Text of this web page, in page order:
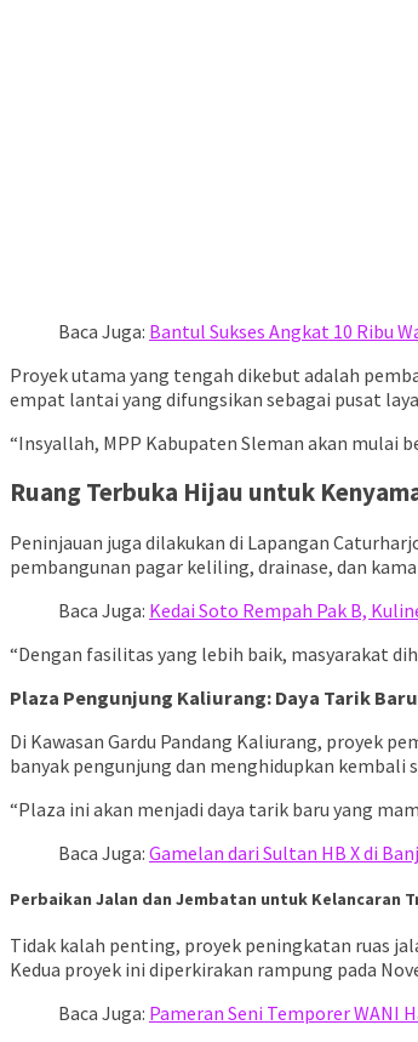
Baca Juga: Bantul Sukses Angkat 10 Ribu
Proyek utama yang tengah dikebut adalah
empat lantai yang difungsikan sebagai pusat
“Insyallah, MPP Kabupaten Sleman akan mulai
Ruang Terbuka Hijau untuk
Peninjauan juga dilakukan di Lapangan
pembangunan pagar keliling, drainase, dan
Baca Juga: Kedai Soto Rempah Pak B,
“Dengan fasilitas yang lebih baik, masyarakat
Plaza Pengunjung Kaliurang: Daya Tarik
Di Kawasan Gardu Pandang Kaliurang, proyek
banyak pengunjung dan menghidupkan kembali
“Plaza ini akan menjadi daya tarik baru yang
Baca Juga: Gamelan dari Sultan HB X di
Perbaikan Jalan dan Jembatan untuk Kelancaran
Tidak kalah penting, proyek peningkatan ruas
Kedua proyek ini diperkirakan rampung pada
Baca Juga: Pameran Seni Temporer WANI